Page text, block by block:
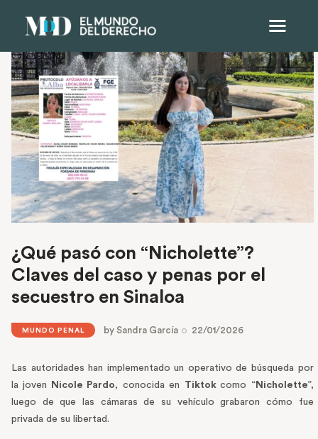
¿Qué pasó con “Nicholette”?
Claves del caso y penas por el
secuestro en Sinaloa
MUNDO PENAL bySandra García 22/01/2026
Las autoridades han implementado un operativo de búsqueda por
la joven
Nicole Pardo, conocida en Tiktokcomo “Nicholette”,
luego de que las cámaras de su vehículo grabaron cómo fue
privada de su libertad.